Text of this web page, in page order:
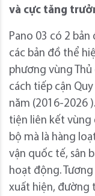
và cực tăng
Pano 03 có 2 bản
các bản đồ thể
phương vùng
cách tiếp cận
năm (2016-2026
tiện liên kết vùng
bộ mà là hàng
vận quốc tế, sân
hoạt động.
xuất hiện, đường